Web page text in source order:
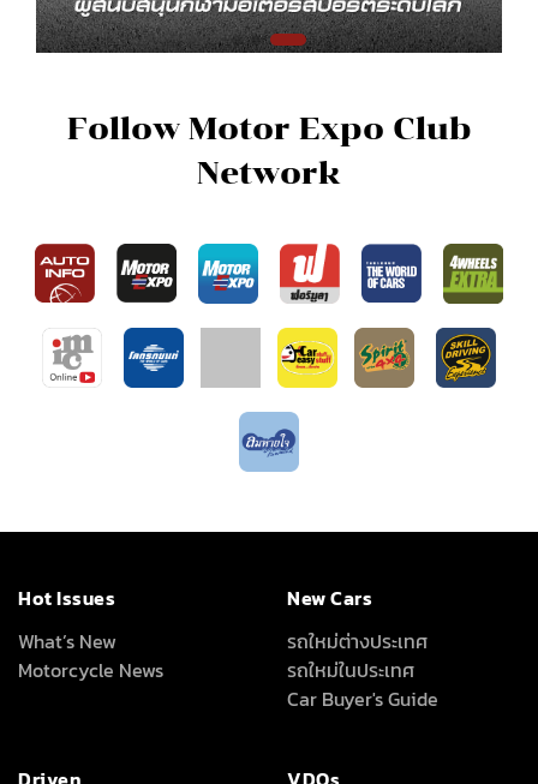
Follow Motor Expo Club
Network
Hot Issues
What’s New
Motorcycle News
New Cars
รถใหม่ต่างประเทศ
รถใหม่ในประเทศ
Car Buyer's Guide